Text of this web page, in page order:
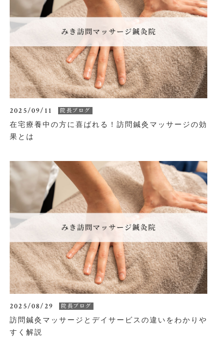
2025/09/11 院長ブログ
在宅療養中の方に喜ばれる！訪問鍼灸マッサージの効
果とは
2025/08/29 院長ブログ
訪問鍼灸マッサージとデイサービスの違いをわかりや
すく解説